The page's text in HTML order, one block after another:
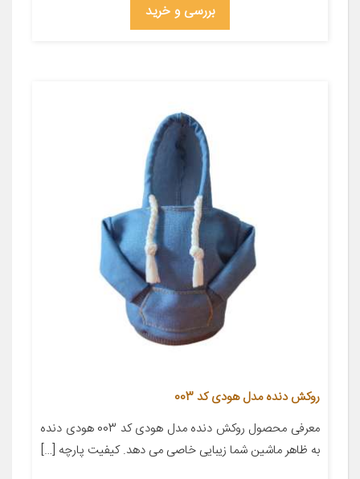
بررسی و خرید
روکش دنده مدل هودی کد 003
معرفی محصول روکش دنده مدل هودی کد 003 هودی دنده
به ظاهر ماشین شما زیبایی خاصی می دهد. کیفیت پارچه […]